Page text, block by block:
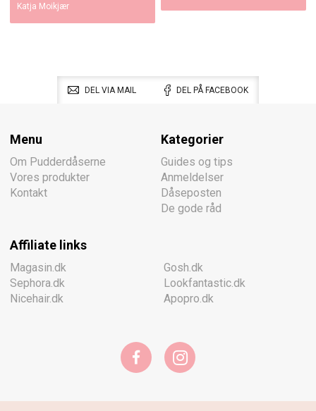
Katja Moikjær
DEL VIA MAIL DEL PÅ FACEBOOK
Menu
Om Pudderdåserne
Vores produkter
Kontakt
Kategorier
Guides og tips
Anmeldelser
Dåseposten
De gode råd
Affiliate links
Magasin.dk
Sephora.dk
Nicehair.dk
Gosh.dk
Lookfantastic.dk
Apopro.dk